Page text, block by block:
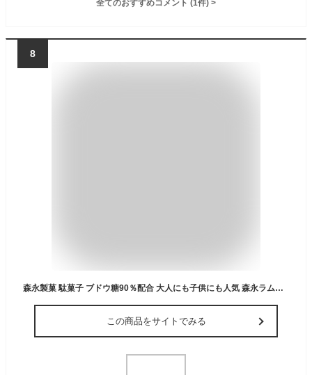
全てのおすすめコメント (1件) >
8
森永製菓 駄菓子 ブドウ糖90％配合 大人にも子供にも人気 森永ラムネ 29g 1個
この商品をサイトでみる